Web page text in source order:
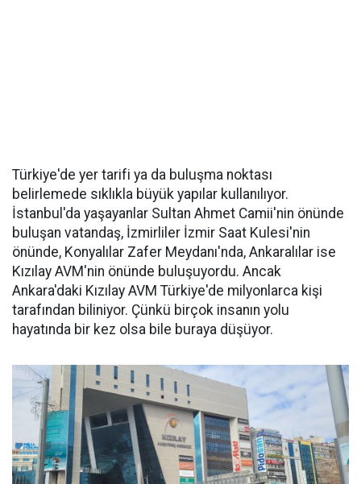
Türkiye'de yer tarifi ya da buluşma noktası
belirlemede sıklıkla büyük yapılar kullanılıyor.
İstanbul'da yaşayanlar Sultan Ahmet Camii'nin önünde
buluşan vatandaş, İzmirliler İzmir Saat Kulesi'nin
önünde, Konyalılar Zafer Meydanı'nda, Ankaralılar ise
Kızılay AVM'nin önünde buluşuyordu. Ancak
Ankara'daki Kızılay AVM Türkiye'de milyonlarca kişi
tarafından biliniyor. Çünkü birçok insanın yolu
hayatında bir kez olsa bile buraya düşüyor.